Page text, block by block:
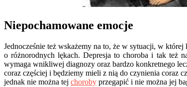
Niepochamowane emocje
Jednocześnie też wskażemy na to, że w sytuacji, w
o różnorodnych lękach. Depresja to choroba i tak też
wymaga wnikliwej diagnozy oraz bardzo konkretnego
coraz częściej i będziemy mieli z nią do czynienia coraz
jednak nie można tej choroby przegapić i nie można jej